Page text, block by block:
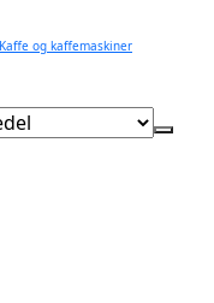
og kaffemaskiner